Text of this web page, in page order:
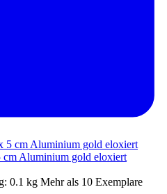
Aluminium gold eloxiert
0.1 kg Mehr als 10 Exemplare